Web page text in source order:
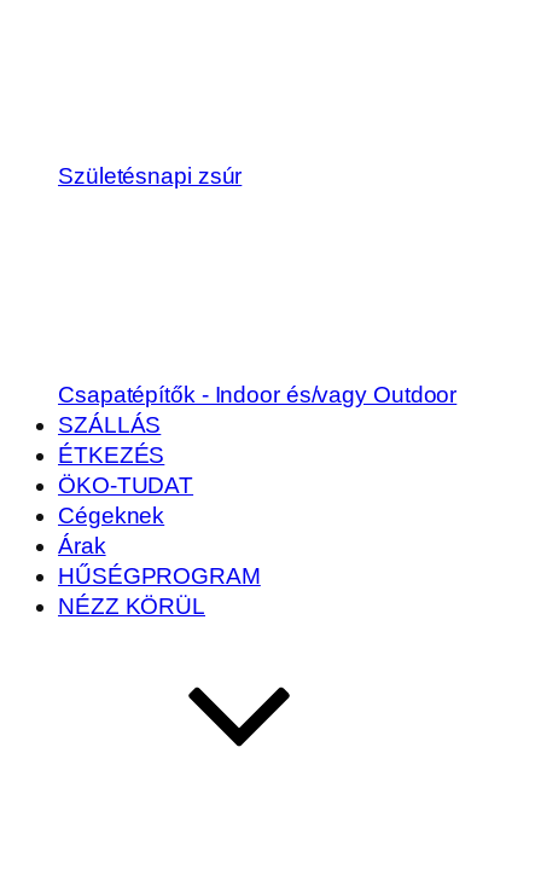
Születésnapi zsúr
Csapatépítők - Indoor és/vagy Outdoor
SZÁLLÁS
ÉTKEZÉS
ÖKO-TUDAT
Cégeknek
Árak
HŰSÉGPROGRAM
NÉZZ KÖRÜL